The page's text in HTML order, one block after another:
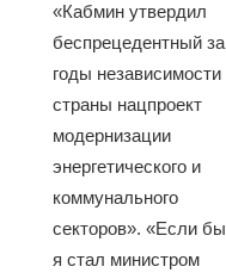
«Кабмин утвердил
беспрецедентный за
годы независимости
страны нацпроект
модернизации
энергетического и
коммунального
секторов». «Если бы
я стал министром